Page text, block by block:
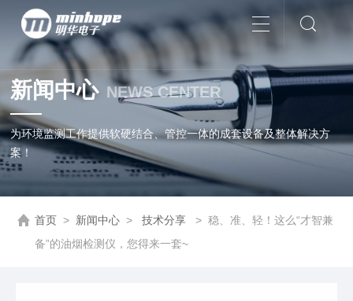
新闻中心 NEWS CENTER
为环境监测工作提供软硬结合、管控一体的成套设备及整体解决方
案！
首页 > 新闻中心 > 技术分享 > 稳、准、轻！这么“才智兼
备”的油烟检测仪，您得来一套~